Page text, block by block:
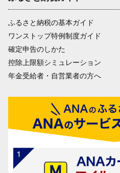
ふるさと納税の基本ガイド
ワンストップ特例制度ガイド
確定申告のしかた
控除上限額シミュレーション
年金受給者・自営業者の方へ